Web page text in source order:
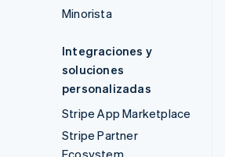
Minorista
Integraciones y
soluciones
personalizadas
Stripe App Marketplace
Stripe Partner
Ecosystem